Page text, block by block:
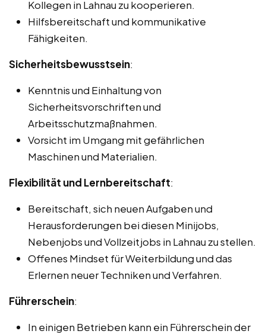
Kollegen in Lahnau zu kooperieren.
Hilfsbereitschaft und kommunikative
Fähigkeiten.
Sicherheitsbewusstsein:
Kenntnis und Einhaltung von
Sicherheitsvorschriften und
Arbeitsschutzmaßnahmen.
Vorsicht im Umgang mit gefährlichen
Maschinen und Materialien.
Flexibilität und Lernbereitschaft:
Bereitschaft, sich neuen Aufgaben und
Herausforderungen bei diesen Minijobs,
Nebenjobs und Vollzeitjobs in Lahnau zu stellen.
Offenes Mindset für Weiterbildung und das
Erlernen neuer Techniken und Verfahren.
Führerschein:
In einigen Betrieben kann ein Führerschein der